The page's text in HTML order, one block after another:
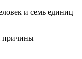
и семь единиц
причины